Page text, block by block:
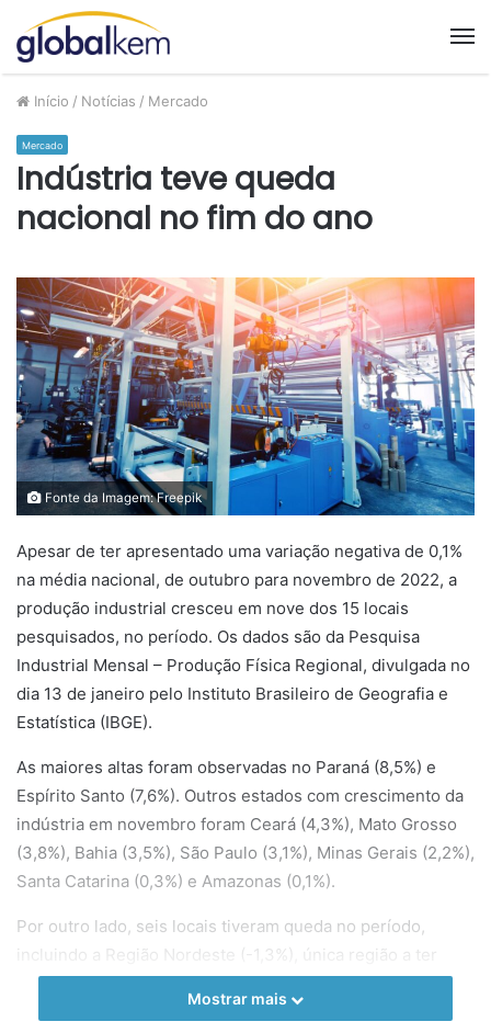
Início / Notícias / Mercado
Mercado
Indústria teve queda
nacional no fim do ano
Fonte da Imagem: Freepik
Apesar de ter apresentado uma variação negativa de 0,1%
na média nacional, de outubro para novembro de 2022, a
produção industrial cresceu em nove dos 15 locais
pesquisados, no período. Os dados são da Pesquisa
Industrial Mensal – Produção Física Regional, divulgada no
dia 13 de janeiro pelo Instituto Brasileiro de Geografia e
Estatística (IBGE).
As maiores altas foram observadas no Paraná (8,5%) e
Espírito Santo (7,6%). Outros estados com crescimento da
indústria em novembro foram Ceará (4,3%), Mato Grosso
(3,8%), Bahia (3,5%), São Paulo (3,1%), Minas Gerais (2,2%),
Santa Catarina (0,3%) e Amazonas (0,1%).
Por outro lado, seis locais tiveram queda no período,
incluindo a Região Nordeste (-1,3%), única região a ter
seus dados consolidados divulgados pela pesquisa. A
maior queda foi observada no Pará (-5,2%). Também
Mostrar mais